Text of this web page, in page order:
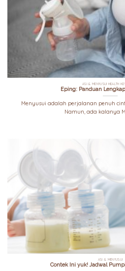
ASI & MENYUSUI HEALTH
Eping: Panduan
Menyusui adalah perjalanan penuh
Namun, ada kalanya
ASI & MENYUSUI
Contek Ini yuk! Jadwal